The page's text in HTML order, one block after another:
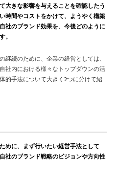
大きな影響を与えることを確認したう
時間やコストをかけて、ようやく構築
社のブランド効果を、今後どのように
。
続のために、企業の経営としては、
社内における様々なトップダウンの活
的手法について大きく2つに分けて紹
めに、まず行いたい経営手法として
社のブランド戦略のビジョンや方向性